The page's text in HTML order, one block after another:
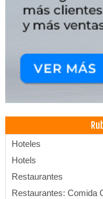
Hoteles
Hotels
Restaurantes
Restaurantes: Comida